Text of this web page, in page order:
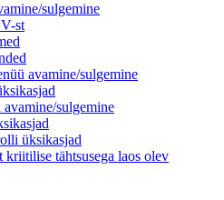
sulgemine
st
avamine/sulgemine
sulgemine
üksikasjad
kriitilise tähtsusega laos olev